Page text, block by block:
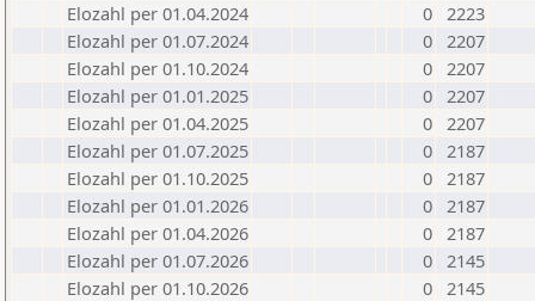
Elozahl per 01.04.2024
0 2223
Elozahl per 01.07.2024
0 2207
Elozahl per 01.10.2024
0 2207
Elozahl per 01.01.2025
0 2207
Elozahl per 01.04.2025
0 2207
Elozahl per 01.07.2025
0 2187
Elozahl per 01.10.2025
0 2187
Elozahl per 01.01.2026
0 2187
Elozahl per 01.04.2026
0 2187
Elozahl per 01.07.2026
0 2145
Elozahl per 01.10.2026
0 2145